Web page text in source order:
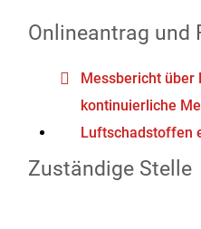
Onlineantrag und
Messbericht über
kontinuierliche
Luftschadstoffen
Zuständige Stelle